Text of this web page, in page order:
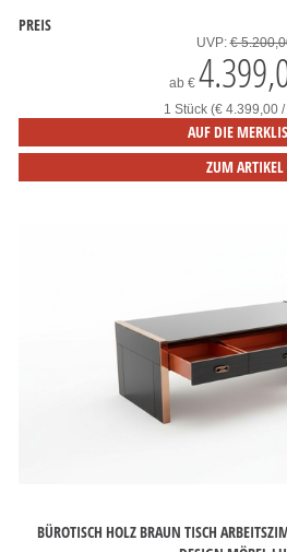
PREIS
UVP:€
ab €
1 Stück (€ 4.399,00
AUF DIE
ZUM ARTIKEL
BÜROTISCH HOLZ BRAUN TISCH